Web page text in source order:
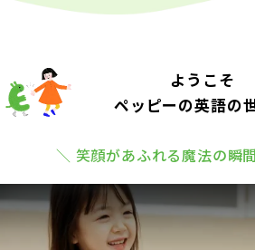
ようこそ
ペッピーの英語の
＼ 笑顔があふれる魔法の